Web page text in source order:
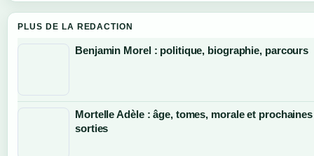
PLUS DE LA REDACTION
Benjamin Morel : politique, biographie, parcours
Mortelle Adèle : âge, tomes, morale et prochaines
sorties